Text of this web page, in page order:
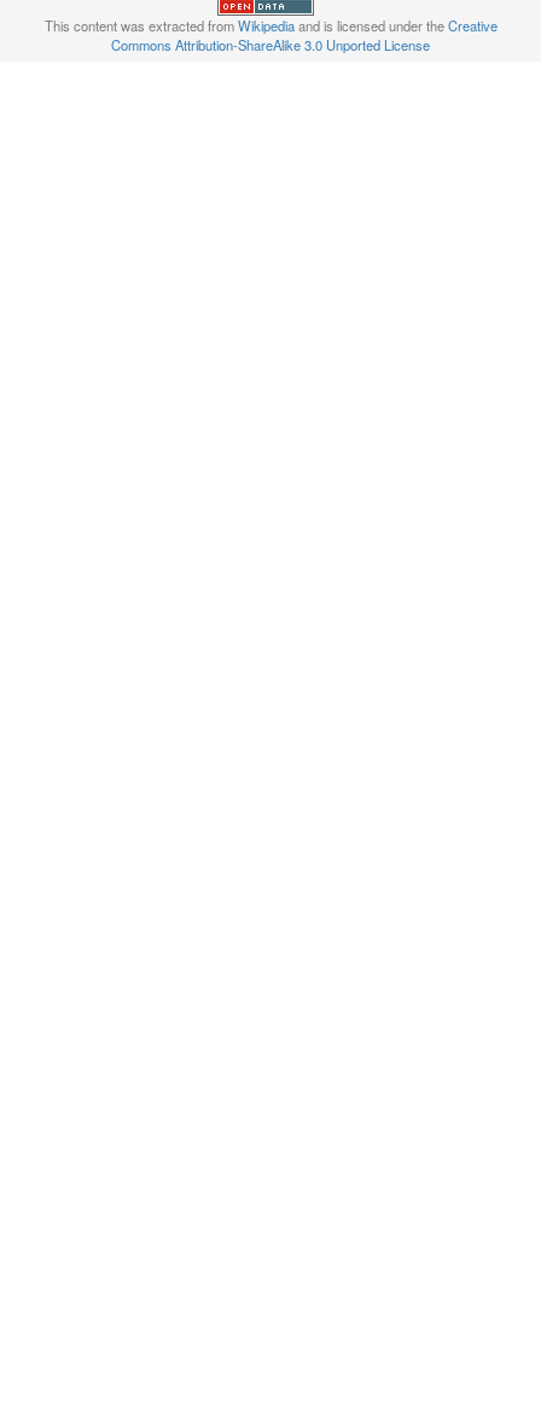
This content was extracted fromWikipediaand is licensed under theCreative
Commons Attribution-ShareAlike 3.0 Unported License